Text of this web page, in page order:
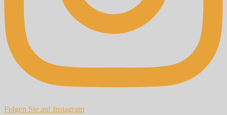
Folgen Sie auf Instagram